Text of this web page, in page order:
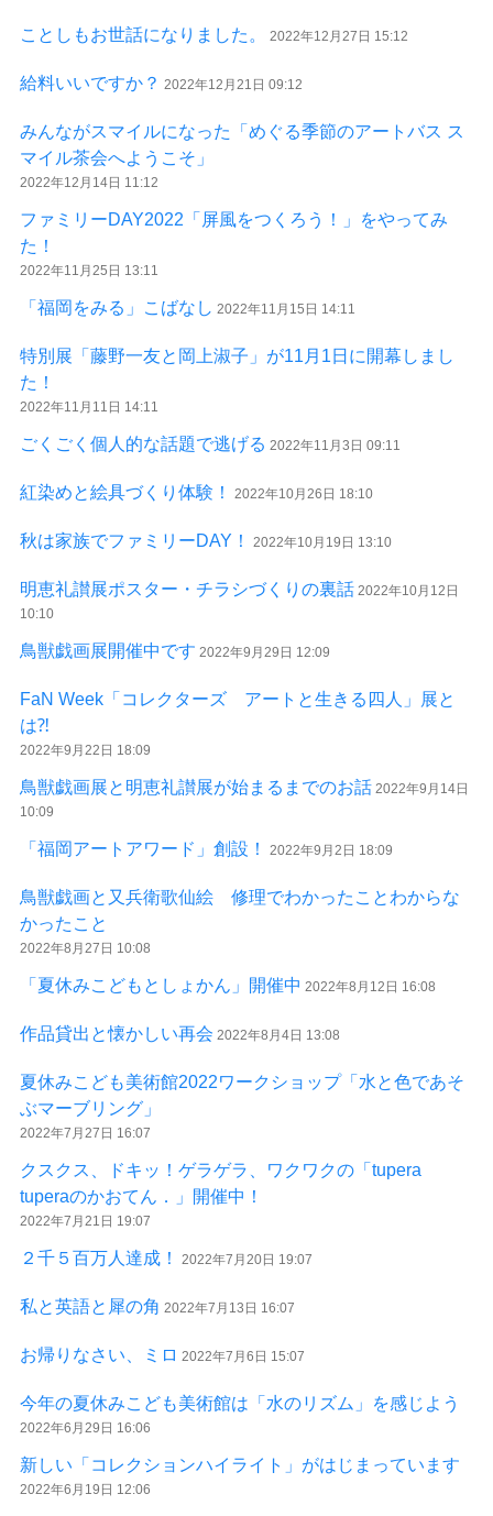
ことしもお世話になりました。 2022年12月27日 15:12
給料いいですか？ 2022年12月21日 09:12
みんながスマイルになった「めぐる季節のアートバス ス
マイル茶会へようこそ」
2022年12月14日 11:12
ファミリーDAY2022「屏風をつくろう！」をやってみ
た！
2022年11月25日 13:11
「福岡をみる」こばなし 2022年11月15日 14:11
特別展「藤野一友と岡上淑子」が11月1日に開幕しまし
た！
2022年11月11日 14:11
ごくごく個人的な話題で逃げる 2022年11月3日 09:11
紅染めと絵具づくり体験！ 2022年10月26日 18:10
秋は家族でファミリーDAY！ 2022年10月19日 13:10
明恵礼讃展ポスター・チラシづくりの裏話 2022年10月12日
10:10
鳥獣戯画展開催中です 2022年9月29日 12:09
FaN Week「コレクターズ アートと生きる四人」展と
は⁈
2022年9月22日 18:09
鳥獣戯画展と明恵礼讃展が始まるまでのお話 2022年9月14日
10:09
「福岡アートアワード」創設！ 2022年9月2日 18:09
鳥獣戯画と又兵衛歌仙絵 修理でわかったことわからな
かったこと
2022年8月27日 10:08
「夏休みこどもとしょかん」開催中 2022年8月12日 16:08
作品貸出と懐かしい再会 2022年8月4日 13:08
夏休みこども美術館2022ワークショップ「水と色であそ
ぶマーブリング」
2022年7月27日 16:07
クスクス、ドキッ！ゲラゲラ、ワクワクの「tupera
tuperaのかおてん．」開催中！
2022年7月21日 19:07
２千５百万人達成！ 2022年7月20日 19:07
私と英語と犀の角 2022年7月13日 16:07
お帰りなさい、ミロ 2022年7月6日 15:07
今年の夏休みこども美術館は「水のリズム」を感じよう
2022年6月29日 16:06
新しい「コレクションハイライト」がはじまっています
2022年6月19日 12:06